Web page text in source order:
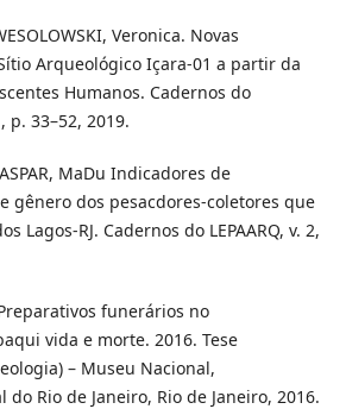
Veronica. Novas
Arqueológico Içara-01 a partir da
Humanos. Cadernos do
p. 33–52, 2019.
MaDu Indicadores de
gênero dos pesacdores-coletores que
Lagos-RJ. Cadernos do LEPAARQ, v. 2,
funerários no
vida e morte. 2016. Tese
– Museu Nacional,
do Rio de Janeiro, Rio de Janeiro, 2016.